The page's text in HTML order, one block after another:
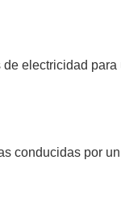
de electricidad
conducidas por